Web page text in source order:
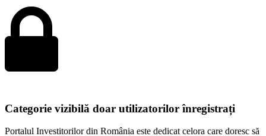
Categorie vizibilă doar utilizatorilor înregistrați
Portalul Investitorilor din România este dedicat celora care doresc să